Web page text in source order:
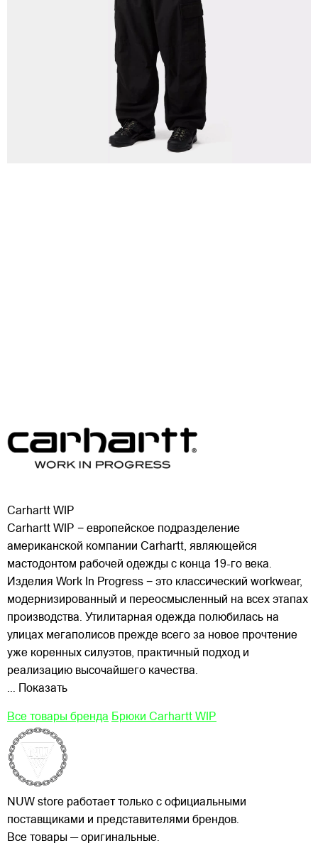
Carhartt WIP
Carhartt WIP − европейское подразделение
американской компании Carhartt, являющейся
мастодонтом рабочей одежды с конца 19-го века.
Изделия Work In Progress − это классический workwear,
модернизированный и переосмысленный на всех этапах
производства. Утилитарная одежда полюбилась на
улицах мегаполисов прежде всего за новое прочтение
уже коренных силуэтов, практичный подход и
реализацию высочайшего качества.
... Показать
Все товары бренда Брюки Carhartt WIP
NUW store работает только с официальными
поставщиками и представителями брендов.
Все товары — оригинальные.